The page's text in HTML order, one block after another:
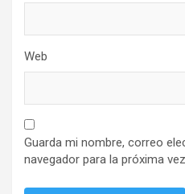
Web
Guarda mi nombre, correo
navegador para la próxima